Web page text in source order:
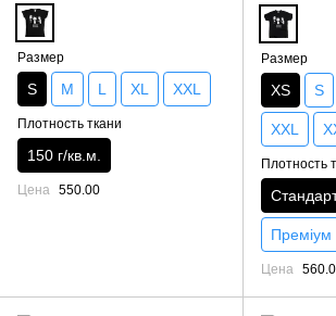
Размер
S M L XL XXL
Плотность ткани
150 г/кв.м.
Цена 550.00
Размер
XS S
XXL
Плотность
Преміум
Цена